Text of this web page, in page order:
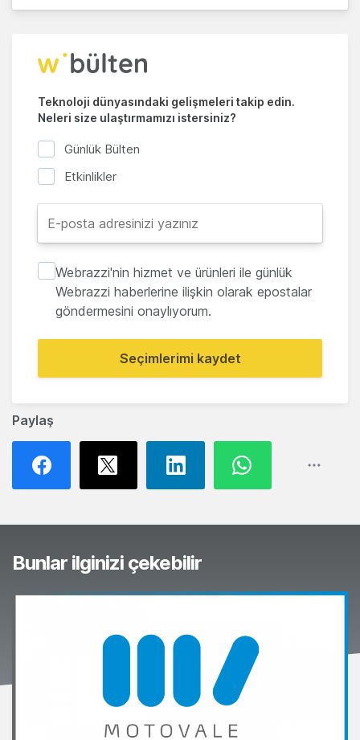
Paylaş
Teknoloji dünyasındaki gelişmeleri takip edin.
Neleri size ulaştırmamızı istersiniz?
Günlük Bülten
Etkinlikler
Webrazzi'nin hizmet ve ürünleri ile günlük
Webrazzi haberlerine ilişkin olarak epostalar
göndermesini onaylıyorum.
Seçimlerimi kaydet
Bunlar ilginizi çekebilir